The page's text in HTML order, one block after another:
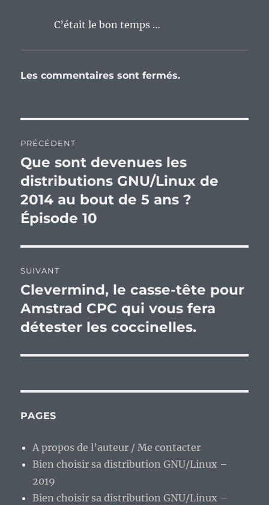
C’était le bon temps …
Les commentaires sont fermés.
de
l’article
PRÉCÉDENT
Publication
précédente :
Que sont devenues les
distributions GNU/Linux de
2014 au bout de 5 ans ?
Épisode 10
SUIVANT
Publication
suivante :
Clevermind, le casse-tête pour
Amstrad CPC qui vous fera
détester les coccinelles.
PAGES
A propos de l’auteur / Me contacter
Bien choisir sa distribution GNU/Linux –
2019
Bien choisir sa distribution GNU/Linux –